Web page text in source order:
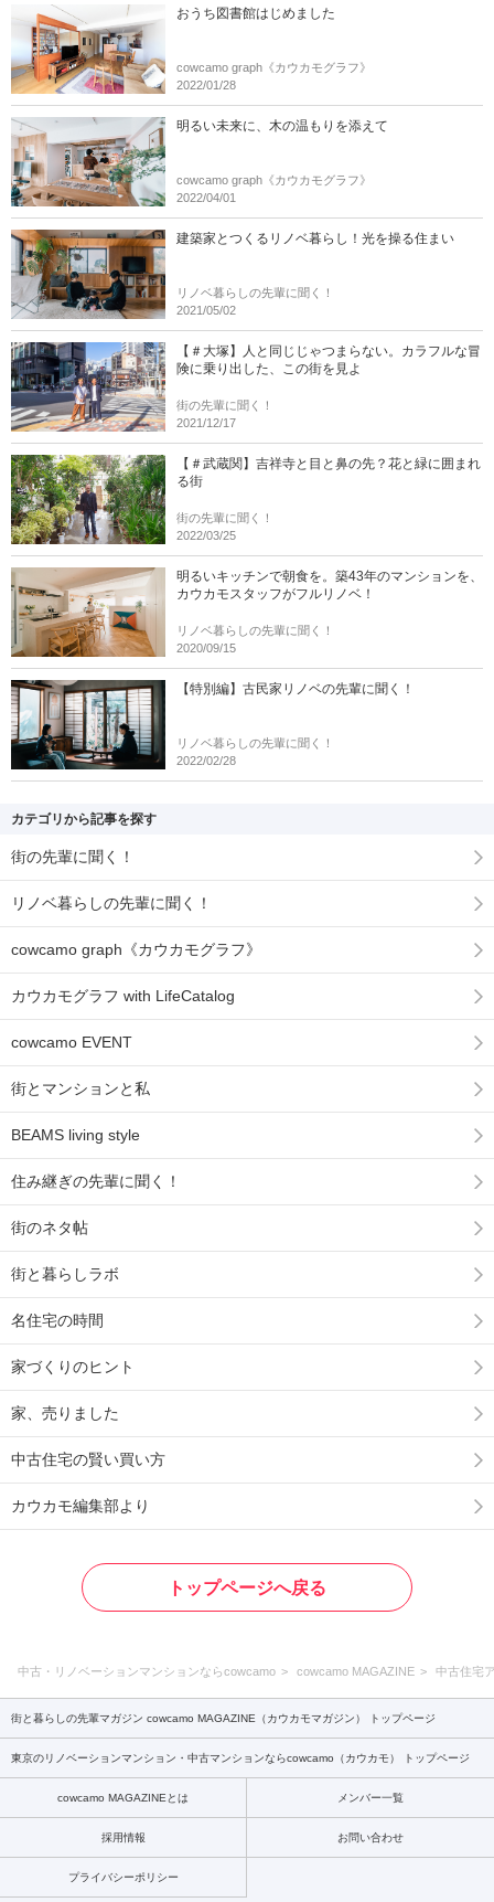
おうち図書館はじめました
cowcamo graph《カウカモグラフ》
2022/01/28
明るい未来に、木の温もりを添えて
cowcamo graph《カウカモグラフ》
2022/04/01
建築家とつくるリノベ暮らし！光を操る住まい
リノベ暮らしの先輩に聞く！
2021/05/02
【＃大塚】人と同じじゃつまらない。カラフルな冒
険に乗り出した、この街を見よ
街の先輩に聞く！
2021/12/17
【＃武蔵関】吉祥寺と目と鼻の先？花と緑に囲まれ
る街
街の先輩に聞く！
2022/03/25
明るいキッチンで朝食を。築43年のマンションを、
カウカモスタッフがフルリノベ！
リノベ暮らしの先輩に聞く！
2020/09/15
【特別編】古民家リノベの先輩に聞く！
リノベ暮らしの先輩に聞く！
2022/02/28
カテゴリから記事を探す
街の先輩に聞く！
リノベ暮らしの先輩に聞く！
cowcamo graph《カウカモグラフ》
カウカモグラフ with LifeCatalog
cowcamo EVENT
街とマンションと私
BEAMS living style
住み継ぎの先輩に聞く！
街のネタ帖
街と暮らしラボ
名住宅の時間
家づくりのヒント
家、売りました
中古住宅の賢い買い方
カウカモ編集部より
トップページへ戻る
中古・リノベーションマンションならcowcamo cowcamo MAGAZINE 中古住宅
街と暮らしの先輩マガジン cowcamo MAGAZINE（カウカモマガジン） トップページ
東京のリノベーションマンション・中古マンションならcowcamo（カウカモ） トップページ
cowcamo MAGAZINEとは メンバー一覧
採用情報 お問い合わせ
プライバシーポリシー